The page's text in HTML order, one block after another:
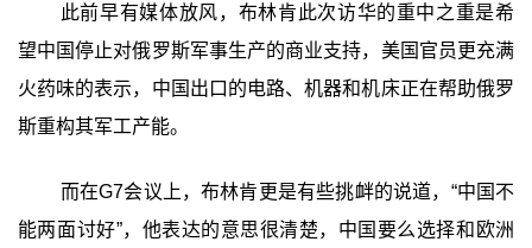
此前早有媒体放风，布林肯此次访华的重中之重是希
望中国停止对俄罗斯军事生产的商业支持，美国官员更充满
火药味的表示，中国出口的电路、机器和机床正在帮助俄罗
斯重构其军工产能。
而在G7会议上，布林肯更是有些挑衅的说道，“中国不
能两面讨好”，他表达的意思很清楚，中国要么选择和欧洲